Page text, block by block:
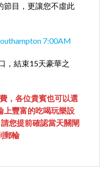
節目，更讓您不虛此
7:00AM
，結束15天豪華之
，各位貴賓也可以選
上豐富的吃喝玩樂設
您提前確認當天關閘
郵輪